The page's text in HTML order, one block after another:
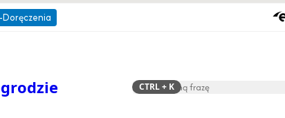
Doręczenia
Szukaj
CTRL+ K